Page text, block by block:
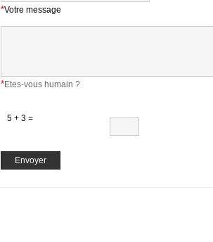
*Votre message
*Etes-vous humain ?
5 + 3 =